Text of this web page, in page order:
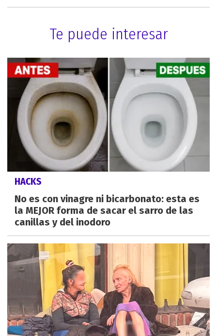
Te puede interesar
HACKS
No es con vinagre ni bicarbonato: esta es
la MEJOR forma de sacar el sarro de las
canillas y del inodoro